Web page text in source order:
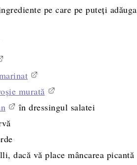
pe care pe puteți
murată
în dressingul salatei
dacă vă place mâncarea picantă